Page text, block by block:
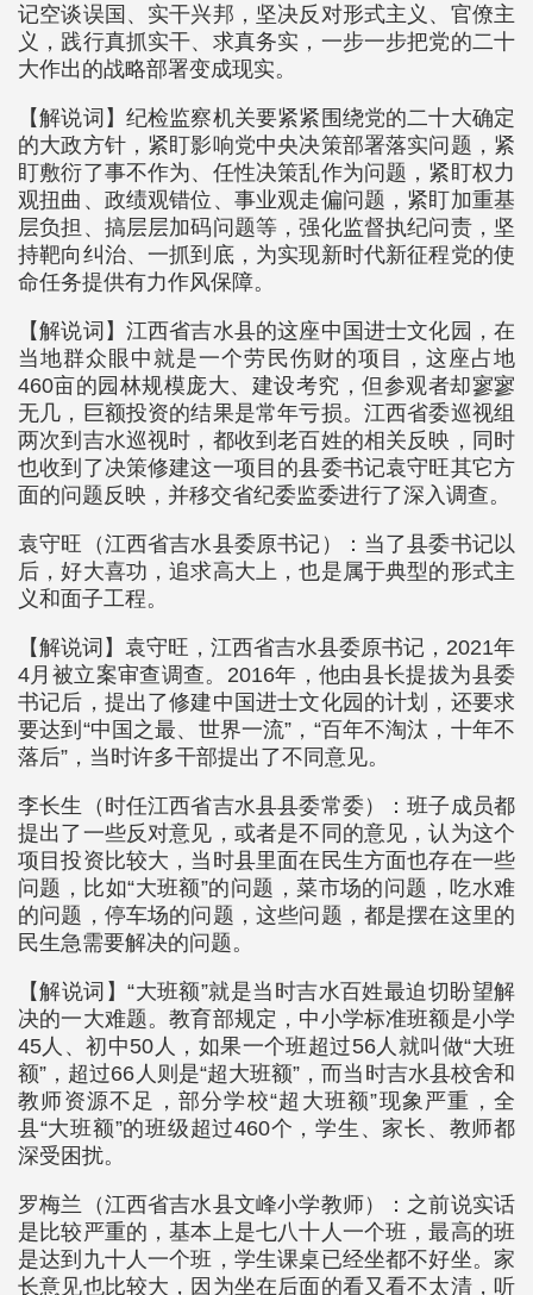
记空谈误国、实干兴邦，坚决反对形式主义、官僚主
义，践行真抓实干、求真务实，一步一步把党的二十
大作出的战略部署变成现实。
【解说词】纪检监察机关要紧紧围绕党的二十大确定
的大政方针，紧盯影响党中央决策部署落实问题，紧
盯敷衍了事不作为、任性决策乱作为问题，紧盯权力
观扭曲、政绩观错位、事业观走偏问题，紧盯加重基
层负担、搞层层加码问题等，强化监督执纪问责，坚
持靶向纠治、一抓到底，为实现新时代新征程党的使
命任务提供有力作风保障。
【解说词】江西省吉水县的这座中国进士文化园，在
当地群众眼中就是一个劳民伤财的项目，这座占地
460亩的园林规模庞大、建设考究，但参观者却寥寥
无几，巨额投资的结果是常年亏损。江西省委巡视组
两次到吉水巡视时，都收到老百姓的相关反映，同时
也收到了决策修建这一项目的县委书记袁守旺其它方
面的问题反映，并移交省纪委监委进行了深入调查。
袁守旺（江西省吉水县委原书记）：当了县委书记以
后，好大喜功，追求高大上，也是属于典型的形式主
义和面子工程。
【解说词】袁守旺，江西省吉水县委原书记，2021年
4月被立案审查调查。2016年，他由县长提拔为县委
书记后，提出了修建中国进士文化园的计划，还要求
要达到“中国之最、世界一流”，“百年不淘汰，十年不
落后”，当时许多干部提出了不同意见。
李长生（时任江西省吉水县县委常委）：班子成员都
提出了一些反对意见，或者是不同的意见，认为这个
项目投资比较大，当时县里面在民生方面也存在一些
问题，比如“大班额”的问题，菜市场的问题，吃水难
的问题，停车场的问题，这些问题，都是摆在这里的
民生急需要解决的问题。
【解说词】“大班额”就是当时吉水百姓最迫切盼望解
决的一大难题。教育部规定，中小学标准班额是小学
45人、初中50人，如果一个班超过56人就叫做“大班
额”，超过66人则是“超大班额”，而当时吉水县校舍和
教师资源不足，部分学校“超大班额”现象严重，全
县“大班额”的班级超过460个，学生、家长、教师都
深受困扰。
罗梅兰（江西省吉水县文峰小学教师）：之前说实话
是比较严重的，基本上是七八十人一个班，最高的班
是达到九十人一个班，学生课桌已经坐都不好坐。家
长意见也比较大，因为坐在后面的看又看不太清，听